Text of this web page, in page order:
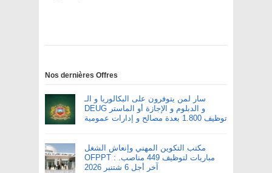
Nos dernières Offres
سار لمن يتوفرون على البكالوريا و الـ
DEUG و الدبلوم و الإجازة أو الماستر
توظيف 1.800 بعدة مصالح و إدارات عمومية
مكتب التكوين المهني وإنعاش الشغل
OFPPT : مباريات لتوظيف 449 مناصب.
آخر أجل 6 شتنبر 2026